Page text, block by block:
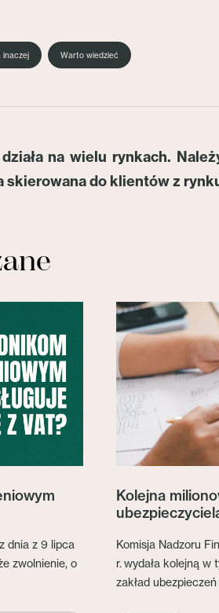
inaczej Warto wiedzieć
na wielu rynkach.
skierowana do klientów z
dnia z 9 lipca
zwolnienie, o
Kolejna
Komisja Nadzoru
r. wydała kolejną w
zakład ubezpieczeń